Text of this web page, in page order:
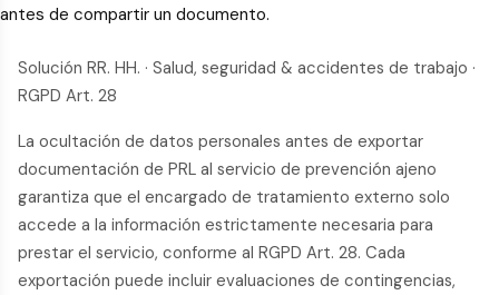
antes de compartir un documento.
Solución RR. HH. · Salud, seguridad & accidentes de trabajo ·
RGPD Art. 28
La ocultación de datos personales antes de exportar
documentación de PRL al servicio de prevención ajeno
garantiza que el encargado de tratamiento externo solo
accede a la información estrictamente necesaria para
prestar el servicio, conforme al RGPD Art. 28. Cada
exportación puede incluir evaluaciones de contingencias,